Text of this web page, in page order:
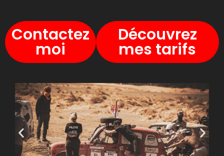
Contactez
moi
Découvrez
mes tarifs